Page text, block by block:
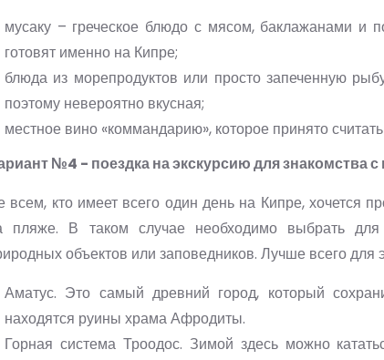
мусаку – греческое блюдо с мясом, баклажанами и
готовят именно на Кипре;
блюда из морепродуктов или просто запеченную
поэтому невероятно вкусная;
местное вино «коммандарию», которое принято
№4 - поездка на экскурсию для знакомства
всем, кто имеет всего один день на Кипре, хочется
пляже. В таком случае необходимо выбрать
объектов или заповедников. Лучше всего для
Аматус. Это самый древний город, который
находятся руины храма Афродиты.
Горная система Троодос. Зимой здесь можно